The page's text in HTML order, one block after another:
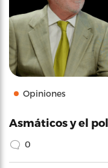
Opiniones
Asmáticos y el
0